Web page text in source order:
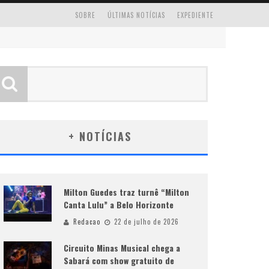
EXPEDIENTE
ÚLTIMAS NOTÍCIAS
SOBRE
+ NOTÍCIAS
Milton Guedes traz turnê “Milton
Canta Lulu” a Belo Horizonte
Redacao 22 de julho de 2026
Circuito Minas Musical chega a
Sabará com show gratuito de